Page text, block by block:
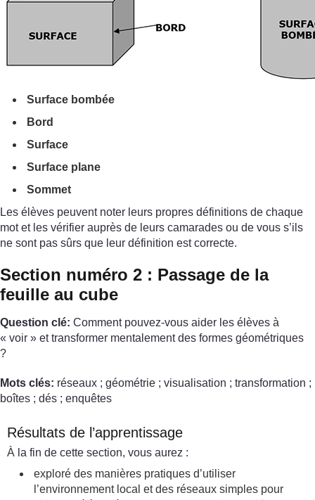
Surface bombée
Bord
Surface
Surface plane
Sommet
Les élèves peuvent noter leurs propres définitions de chaque
mot et les vérifier auprès de leurs camarades ou de vous s’ils
ne sont pas sûrs que leur définition est correcte.
Section numéro 2 : Passage de la
feuille au cube
Question clé: Comment pouvez-vous aider les élèves à
« voir » et transformer mentalement des formes géométriques
?
Mots clés: réseaux ; géométrie ; visualisation ; transformation ;
boîtes ; dés ; enquêtes
Résultats de l’apprentissage
À la fin de cette section, vous aurez :
exploré des manières pratiques d’utiliser
l’environnement local et des réseaux simples pour